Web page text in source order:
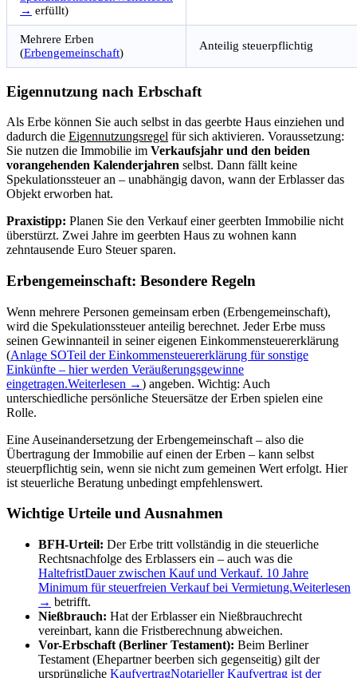
→ erfüllt)
Mehrere Erben
(Erbengemeinschaft)
Anteilig steuerpflichtig
Eigennutzung nach Erbschaft
Als Erbe können Sie auch selbst in das geerbte Haus einziehen und
dadurch die Eigennutzungsregel für sich aktivieren. Voraussetzung:
Sie nutzen die Immobilie im Verkaufsjahr und den beiden
vorangehenden Kalenderjahren selbst. Dann fällt keine
Spekulationssteuer an – unabhängig davon, wann der Erblasser das
Objekt erworben hat.
Praxistipp: Planen Sie den Verkauf einer geerbten Immobilie nicht
überstürzt. Zwei Jahre im geerbten Haus zu wohnen kann
zehntausende Euro Steuer sparen.
Erbengemeinschaft: Besondere Regeln
Wenn mehrere Personen gemeinsam erben (Erbengemeinschaft),
wird die Spekulationssteuer anteilig berechnet. Jeder Erbe muss
seinen Gewinnanteil in seiner eigenen Einkommensteuererklärung
(Anlage SOTeil der Einkommensteuererklärung für sonstige
Einkünfte – hier werden Veräußerungsgewinne
eingetragen.Weiterlesen →) angeben. Wichtig: Auch
unterschiedliche persönliche Steuersätze der Erben spielen eine
Rolle.
Eine Auseinandersetzung der Erbengemeinschaft – also die
Übertragung der Immobilie auf einen der Erben – kann selbst
steuerpflichtig sein, wenn sie nicht zum gemeinen Wert erfolgt. Hier
ist steuerliche Beratung unbedingt empfehlenswert.
Wichtige Urteile und Ausnahmen
BFH-Urteil: Der Erbe tritt vollständig in die steuerliche
Rechtsnachfolge des Erblassers ein – auch was die
HaltefristDauer zwischen Kauf und Verkauf. 10 Jahre
Minimum für steuerfreien Verkauf bei Vermietung.Weiterlesen
→ betrifft.
Nießbrauch: Hat der Erblasser ein Nießbrauchrecht
vereinbart, kann die Fristberechnung abweichen.
Vor-Erbschaft (Berliner Testament): Beim Berliner
Testament (Ehepartner beerben sich gegenseitig) gilt der
ursprüngliche KaufvertragNotarieller Kaufvertrag ist der